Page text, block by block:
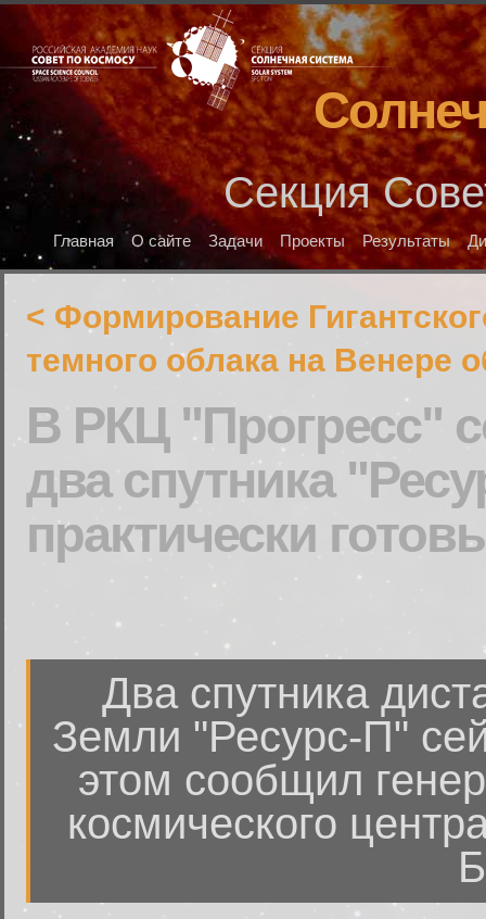
Секция
Главная О сайте Задачи Проекты Результаты
< Формирование
темного облака на Венере
В РКЦ "Прогресс"
два спутника
практически
Два спутника
Земли "Ресурс-П"
этом сообщил
космического